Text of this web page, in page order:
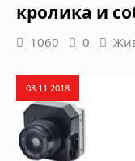
кролика и
1060 0
08.11.2018